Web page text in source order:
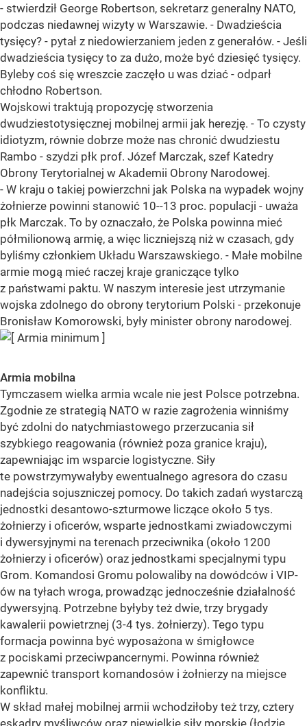
- stwierdził George Robertson, sekretarz generalny NATO,
podczas niedawnej wizyty w Warszawie. - Dwadzieścia
tysięcy? - pytał z niedowierzaniem jeden z generałów. - Jeśli
dwadzieścia tysięcy to za dużo, może być dziesięć tysięcy.
Byleby coś się wreszcie zaczęło u was dziać - odparł
chłodno Robertson.
Wojskowi traktują propozycję stworzenia
dwudziestotysięcznej mobilnej armii jak herezję. - To czysty
idiotyzm, równie dobrze może nas chronić dwudziestu
Rambo - szydzi płk prof. Józef Marczak, szef Katedry
Obrony Terytorialnej w Akademii Obrony Narodowej.
- W kraju o takiej powierzchni jak Polska na wypadek wojny
żołnierze powinni stanowić 10--13 proc. populacji - uważa
płk Marczak. To by oznaczało, że Polska powinna mieć
półmilionową armię, a więc liczniejszą niż w czasach, gdy
byliśmy członkiem Układu Warszawskiego. - Małe mobilne
armie mogą mieć raczej kraje graniczące tylko
z państwami paktu. W naszym interesie jest utrzymanie
wojska zdolnego do obrony terytorium Polski - przekonuje
Bronisław Komorowski, były minister obrony narodowej.
Armia mobilna
Tymczasem wielka armia wcale nie jest Polsce potrzebna.
Zgodnie ze strategią NATO w razie zagrożenia winniśmy
być zdolni do natychmiastowego przerzucania sił
szybkiego reagowania (również poza granice kraju),
zapewniając im wsparcie logistyczne. Siły
te powstrzymywałyby ewentualnego agresora do czasu
nadejścia sojuszniczej pomocy. Do takich zadań wystarczą
jednostki desantowo-szturmowe liczące około 5 tys.
żołnierzy i oficerów, wsparte jednostkami zwiadowczymi
i dywersyjnymi na terenach przeciwnika (około 1200
żołnierzy i oficerów) oraz jednostkami specjalnymi typu
Grom. Komandosi Gromu polowaliby na dowódców i VIP-
ów na tyłach wroga, prowadząc jednocześnie działalność
dywersyjną. Potrzebne byłyby też dwie, trzy brygady
kawalerii powietrznej (3-4 tys. żołnierzy). Tego typu
formacja powinna być wyposażona w śmigłowce
z pociskami przeciwpancernymi. Powinna również
zapewnić transport komandosów i żołnierzy na miejsce
konfliktu.
W skład małej mobilnej armii wchodziłoby też trzy, cztery